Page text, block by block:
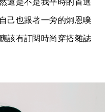
己也跟著一旁的炯恩噗
該有訂閱時尚穿搭雜誌